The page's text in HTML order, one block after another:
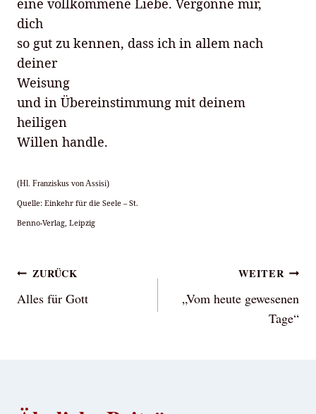
eine vollkommene Liebe. Vergönne mir,
dich
so gut zu kennen, dass ich in allem nach
deiner
Weisung
und in Übereinstimmung mit deinem
heiligen
Willen handle.
(Hl. Franziskus von Assisi)
Quelle: Einkehr für die Seele – St.
Benno-Verlag, Leipzig
Beitragsnavigation
ZURÜCK
Alles für Gott
WEITER
„Vom heute gewesenen
Tage“